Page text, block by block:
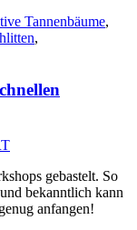
Weihnachtsbäume,
Schlitten
Tannenbäume,
,
gebastelt. So
bekanntlich kann
anfangen!